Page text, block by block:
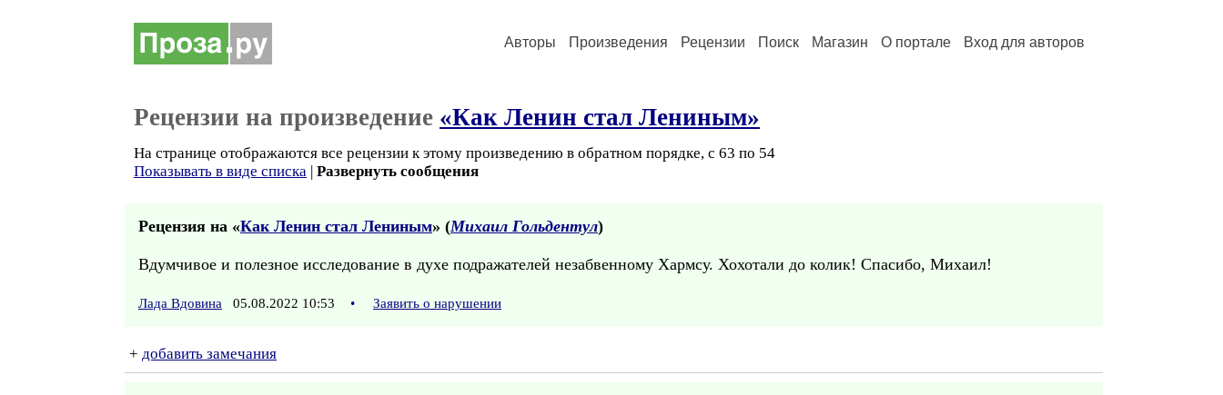
Авторы Произведения Рецензии Поиск Магазин О портале Вход для авторов
Рецензии на произведение «Как Ленин стал Лениным»
На странице отображаются все рецензии к этому произведению в обратном порядке, с 63 по 54
Показывать в виде списка | Развернуть сообщения
Рецензия на «Как Ленин стал Лениным» (Михаил Гольдентул)
Вдумчивое и полезное исследование в духе подражателей незабвенному Хармсу. Хохотали до колик! Спасибо, Михаил!
Лада Вдовина 05.08.2022 10:53 • Заявить о нарушении
+ добавить замечания